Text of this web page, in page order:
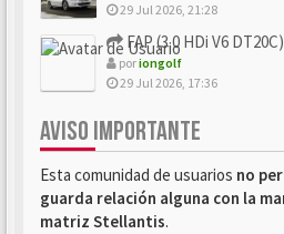
29 Jul 2026, 21:28
FAP (3.0 HDi V6 DT20C).
poriongolf
29 Jul 2026, 17:36
AVISO IMPORTANTE
Esta comunidad de usuarios no
guarda relación alguna con la
matriz Stellantis.